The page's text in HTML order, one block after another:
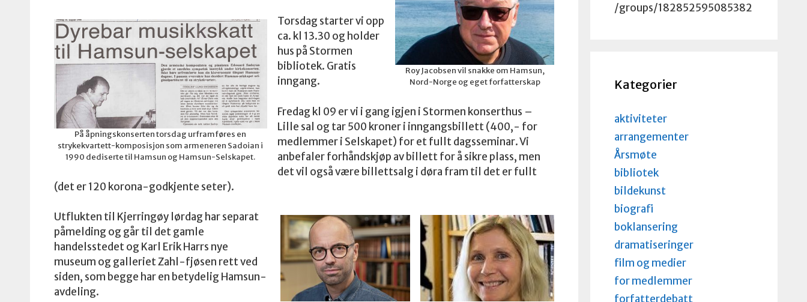
Roy Jacobsen vil snakke om Hamsun,
Nord-Norge og eget forfatterskap
På åpningskonserten torsdag urframføres en
strykekvartett-komposisjon som armeneren Sadoian i
1990 dediserte til Hamsun og Hamsun-Selskapet.
Torsdag starter vi opp
ca. kl 13.30 og holder
hus på Stormen
bibliotek. Gratis
inngang.
Fredag kl 09 er vi i gang igjen i Stormen konserthus –
Lille sal og tar 500 kroner i inngangsbillett (400,- for
medlemmer i Selskapet) for et fullt dagsseminar. Vi
anbefaler forhåndskjøp av billett for å sikre plass, men
det vil også være billettsalg i døra fram til det er fullt
(det er 120 korona-godkjente seter).
Utflukten til Kjerringøy lørdag har separat
påmelding og går til det gamle
handelsstedet og Karl Erik Harrs nye
museum og galleriet Zahl-fjøsen rett ved
siden, som begge har en betydelig Hamsun-
avdeling.
/groups/182852595085382
Kategorier
aktiviteter
arrangementer
Årsmøte
bibliotek
bildekunst
biografi
boklansering
dramatiseringer
film og medier
for medlemmer
forfatterdebatt